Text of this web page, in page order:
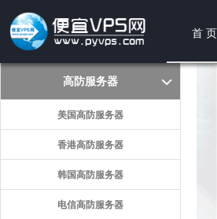
首 页
高防服务器
美国高防服务器
香港高防服务器
韩国高防服务器
电信高防服务器